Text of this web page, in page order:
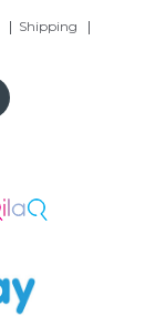
Shipping